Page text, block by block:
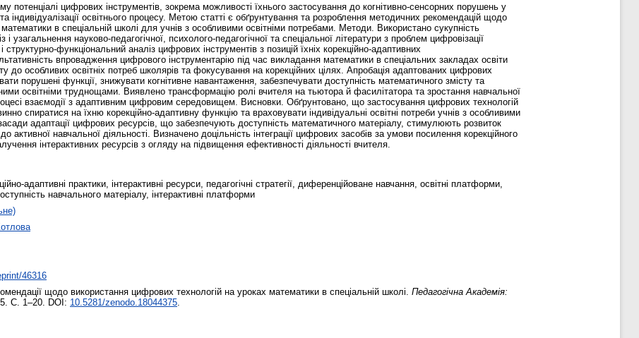
потенціалі цифрових інструментів, зокрема можливості їхнього застосування до когнітивно-сенсорних порушень у
індивідуалізації освітнього процесу. Метою статті є обґрунтування та розроблення методичних рекомендацій щодо
в спеціальній школі для учнів з особливими освітніми потребами. Методи. Використано сукупність
узагальнення науково-педагогічної, психолого-педагогічної та спеціальної літератури з проблем цифровізації
структурно-функціональний аналіз цифрових інструментів з позицій їхніх корекційно-адаптивних
впровадження цифрового інструментарію під час викладання математики в спеціальних закладах освіти
до особливих освітніх потреб школярів та фокусування на корекційних цілях. Апробація адаптованих цифрових
порушені функції, знижувати когнітивне навантаження, забезпечувати доступність математичного змісту та
освітніми труднощами. Виявлено трансформацію ролі вчителя на тьютора й фасилітатора та зростання навчальної
взаємодії з адаптивним цифровим середовищем. Висновки. Обґрунтовано, що застосування цифрових технологій
спиратися на їхню корекційно-адаптивну функцію та враховувати індивідуальні освітні потреби учнів з особливими
адаптації цифрових ресурсів, що забезпечують доступність математичного матеріалу, стимулюють розвиток
активної навчальної діяльності. Визначено доцільність інтеграції цифрових засобів за умови посилення корекційного
інтерактивних ресурсів з огляду на підвищення ефективності діяльності вчителя.
адаптивні практики, інтерактивні ресурси, педагогічні стратегії, диференційоване навчання, освітні платформи,
навчального матеріалу, інтерактивні платформи
46316
щодо використання цифрових технологій на уроках математики в спеціальній школі. Педагогічна Академія:
С. 1–20. DOI: 10.5281/zenodo.18044375